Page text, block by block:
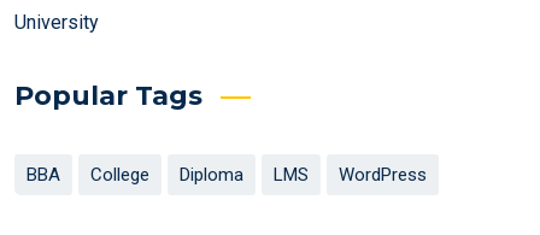
University
Popular Tags
BBA College Diploma LMS WordPress